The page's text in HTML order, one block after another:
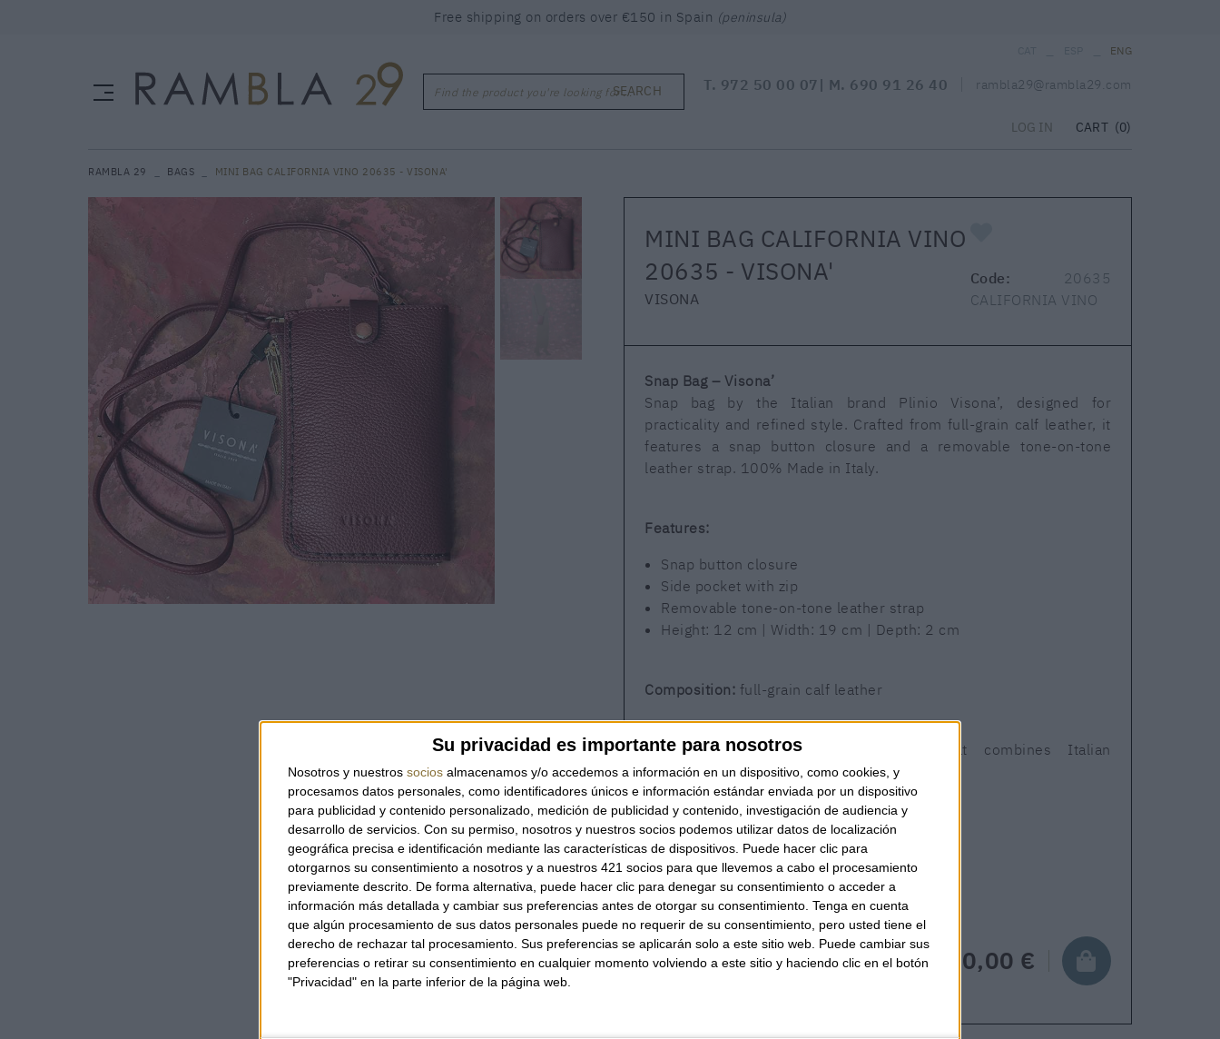
Su privacidad es importante para nosotros
Nosotros y nuestros socios almacenamos y/o accedemos a información en un dispositivo, como cookies, y
procesamos datos personales, como identificadores únicos e información estándar enviada por un dispositivo
para publicidad y contenido personalizado, medición de publicidad y contenido, investigación de audiencia y
desarrollo de servicios. Con su permiso, nosotros y nuestros socios podemos utilizar datos de localización
geográfica precisa e identificación mediante las características de dispositivos. Puede hacer clic para
otorgarnos su consentimiento a nosotros y a nuestros 421 socios para que llevemos a cabo el procesamiento
previamente descrito. De forma alternativa, puede hacer clic para denegar su consentimiento o acceder a
información más detallada y cambiar sus preferencias antes de otorgar su consentimiento. Tenga en cuenta
que algún procesamiento de sus datos personales puede no requerir de su consentimiento, pero usted tiene el
derecho de rechazar tal procesamiento. Sus preferencias se aplicarán solo a este sitio web. Puede cambiar sus
preferencias o retirar su consentimiento en cualquier momento volviendo a este sitio y haciendo clic en el botón
"Privacidad" en la parte inferior de la página web.
Free shipping on orders over €150 in Spain (peninsula)
Find the product you're looking for ...SEARCH
ENG
T. 972 50 00 07 | M. 690 91 26 40 rambla29@rambla29.com
LOG IN CART (0)
RAMBLA 29 BAGS MINI BAG CALIFORNIA VINO 20635 - VISONA'
MINI BAG CALIFORNIA VINO
20635 - VISONA'
VISONA
Code: 20635
CALIFORNIA VINO
Snap Bag – Visona’
Snap bag by the Italian brand Plinio Visona’, designed for
practicality and refined style. Crafted from full-grain calf leather, it
features a snap button closure and a removable tone-on-tone
leather strap. 100% Made in Italy.
Features:
Snap button closure
Side pocket with zip
Removable tone-on-tone leather strap
Height: 12 cm | Width: 19 cm | Depth: 2 cm
Composition: full-grain calf leather
A compact and elegant accessory that combines Italian
craftsmanship with everyday functionality.
AVAILABILITY
ONLY1 UNIT Shipping in 24-48 hours.
QUANTITY 150,00 €